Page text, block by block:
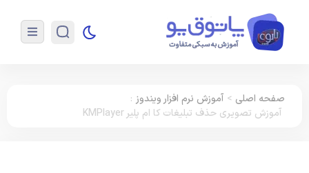
صفحه اصلی > آموزش نرم افزار ویندوز :
آموزش تصویری حذف تبلیغات کا ام پلیر KMPlayer